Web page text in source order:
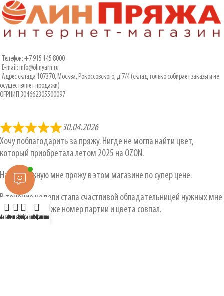
Телефон: +7 915 145 8000
E-mail: info@olinyarn.ru
Адрес склада 107370, Москва, Рокоссовского, д.7/4 (склад только собирает заказы и не
осуществляет продажи)
ОГРНИП 304662305500097
30.04.2026
Хочу поблагодарить за пряжу. Нигде не могла найти цвет,
который приобретала летом 2025 на OZON.
Нашла нужную мне пряжу в этом магазине по супер цене.
В течение недели стала счастливой обладательницей нужных мне
моточков. И даже номер партии и цвета совпал.
ФильтрыИзбранноеКорзина
Личный кабинет